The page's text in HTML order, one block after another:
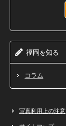
福岡を知る
コラム
写真利用上の注意